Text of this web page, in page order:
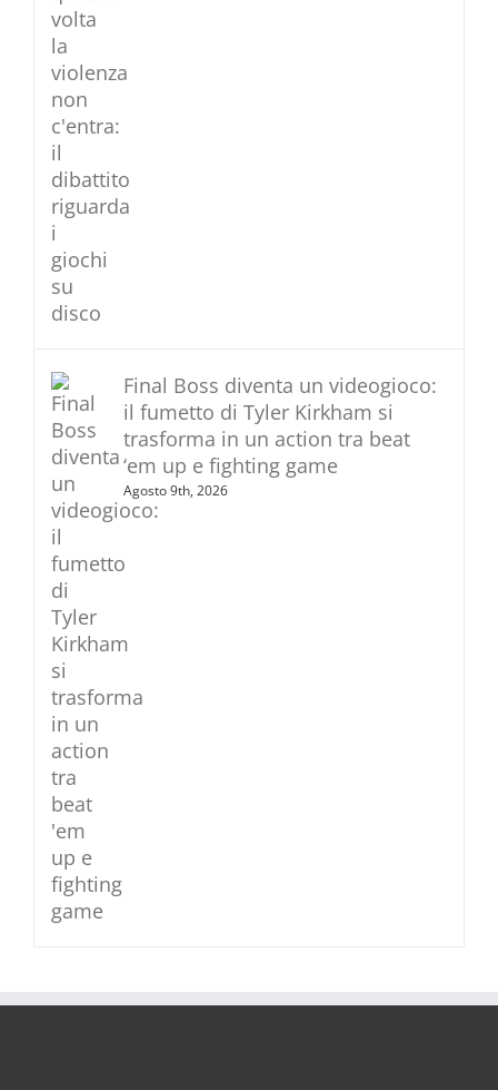
Final Boss diventa un videogioco:
il fumetto di Tyler Kirkham si
trasforma in un action tra beat
‘em up e fighting game
Agosto 9th, 2026